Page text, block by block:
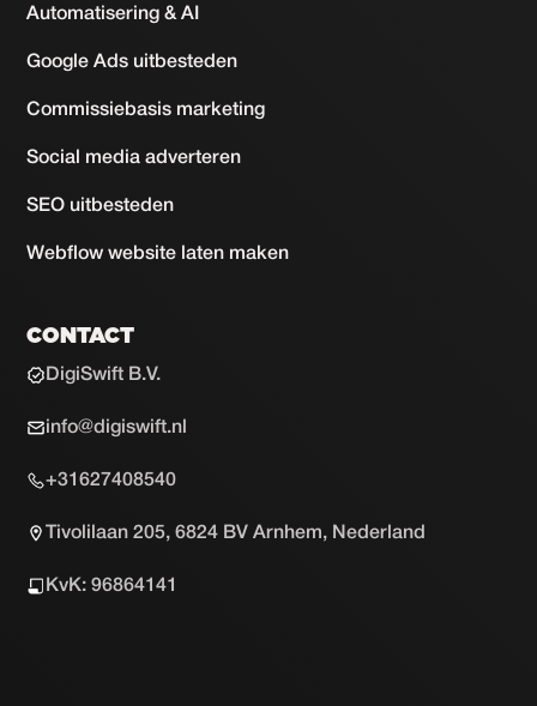
Automatisering & AI
Google Ads uitbesteden
Commissiebasis marketing
Social media adverteren
SEO uitbesteden
Webflow website laten maken
CONTACT
DigiSwift B.V.
info@digiswift.nl
+31627408540
Tivolilaan 205, 6824 BV Arnhem, Nederland
KvK: 96864141